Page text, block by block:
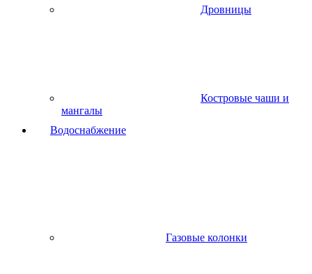
Дровницы
Костровые чаши и
мангалы
Водоснабжение
Газовые колонки